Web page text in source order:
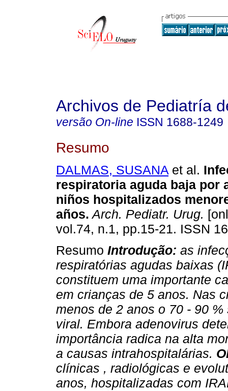
Archivos de Pediatría
versão On-line ISSN 1688-1249
Resumo
DALMAS, SUSANA et al.
respiratoria aguda baja por
niños hospitalizados
años. Arch. Pediatr. Urug.
vol.74, n.1, pp.15-21. ISSN
Resumo Introdução: as
respiratórias agudas baixas
constituem uma importante
em crianças de 5 anos. Nas
menos de 2 anos o 70 - 90
viral. Embora adenovirus
importância radica na alta
a causas intrahospitalárias.
clínicas , radiológicas e
anos, hospitalizadas com